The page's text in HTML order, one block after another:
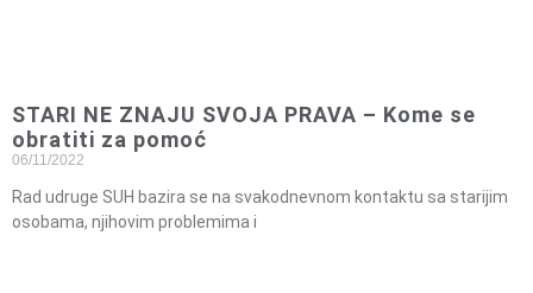
STARI NE ZNAJU SVOJA PRAVA – Kome se
obratiti za pomoć
06/11/2022
Rad udruge SUH bazira se na svakodnevnom kontaktu sa starijim
osobama, njihovim problemima i